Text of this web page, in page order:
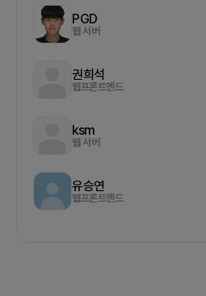
PGD
웹 서버
권희석
웹프론트엔드
ksm
웹 서버
유승연
웹프론트엔드